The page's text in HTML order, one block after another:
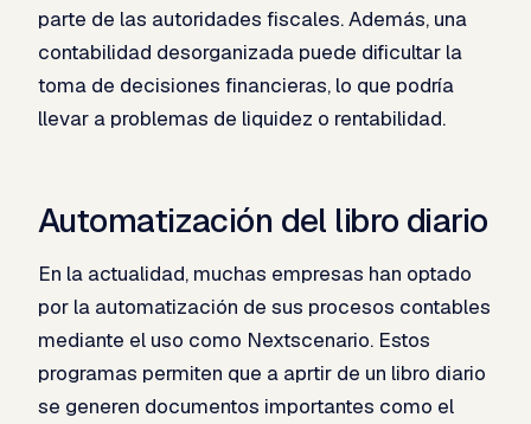
parte de las autoridades fiscales. Además, una
contabilidad desorganizada puede dificultar la
toma de decisiones financieras, lo que podría
llevar a problemas de liquidez o rentabilidad.
Automatización del libro diario
En la actualidad, muchas empresas han optado
por la automatización de sus procesos contables
mediante el uso como Nextscenario. Estos
programas permiten que a aprtir de un libro diario
se generen documentos importantes como el